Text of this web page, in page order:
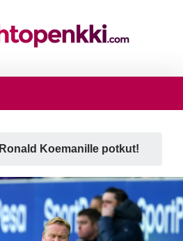
Ronald Koemanille potkut!